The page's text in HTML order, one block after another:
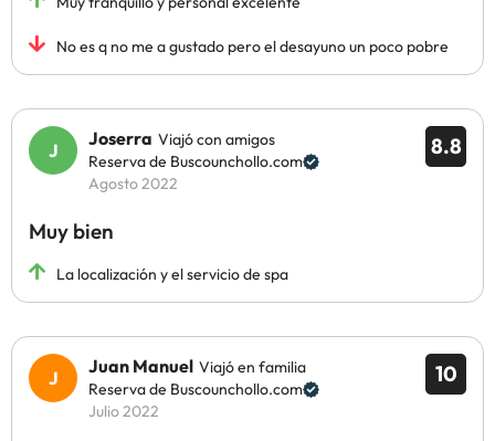
No es q no me a gustado pero el desayuno un poco pobre
8.8
Joserra Viajó con amigos
Reserva de Buscounchollo.com
Agosto 2022
Muy bien
La localización y el servicio de spa
10
Juan Manuel Viajó en familia
Reserva de Buscounchollo.com
Julio 2022